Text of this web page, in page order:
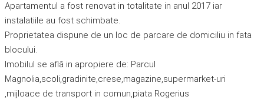
Apartamentul a fost renovat in totalitate in anul 2017 iar
instalatiile au fost schimbate.
Proprietatea dispune de un loc de parcare de domiciliu in fata
blocului.
Imobilul se află in apropiere de: Parcul
Magnolia,scoli,gradinite,crese,magazine,supermarket-uri
,mijloace de transport in comun,piata Rogerius